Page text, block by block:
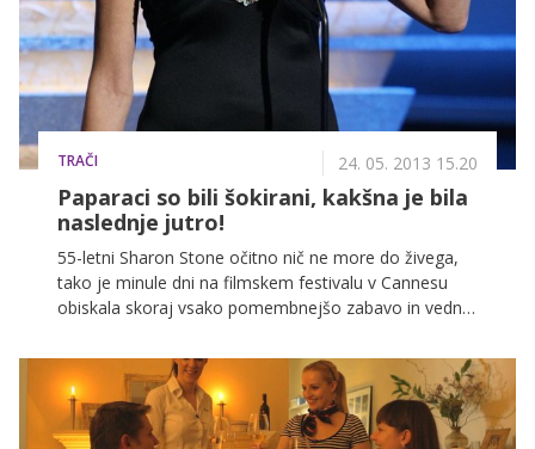
TRAČI 24. 05. 2013 15.20
Paparaci so bili šokirani, kakšna je bila
naslednje jutro!
55-letni Sharon Stone očitno nič ne more do živega,
tako je minule dni na filmskem festivalu v Cannesu
obiskala skoraj vsako pomembnejšo zabavo in vedno
'dotolkla' le divja zabava na jahti italijanskega
modnega kreatorja Roberta Cavallija.